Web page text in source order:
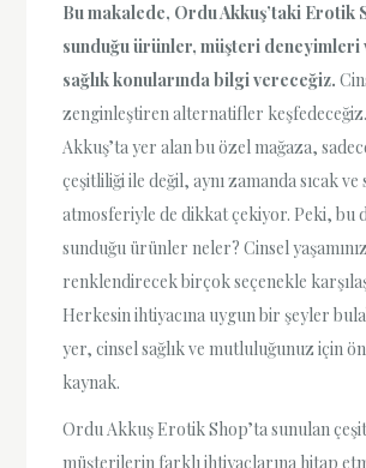
Bu makalede, Ordu Akkuş’taki Erotik
sunduğu ürünler, müşteri deneyimleri
sağlık konularında bilgi vereceğiz.
zenginleştiren alternatifler
Akkuş’ta yer alan bu özel mağaza,
çeşitliliği ile değil, aynı zamanda sıcak ve
atmosferiyle de dikkat çekiyor. Peki, bu
sunduğu ürünler neler? Cinsel
renklendirecek birçok seçenekle
Herkesin ihtiyacına uygun bir şeyler
yer, cinsel sağlık ve mutluluğunuz için
kaynak.
Ordu Akkuş Erotik Shop’ta sunulan
müşterilerin farklı ihtiyaçlarına hitap